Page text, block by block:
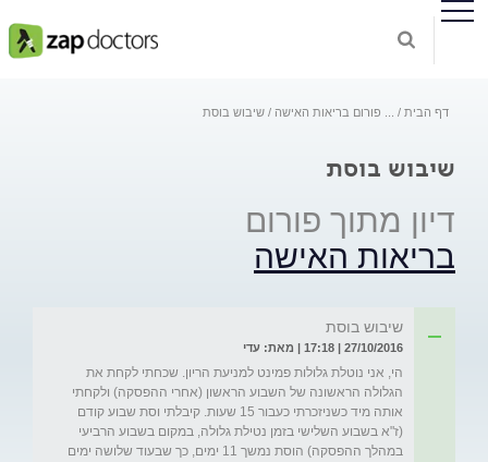
דף הבית פורום בריאות האישה שיבוש בוסת
שיבוש בוסת
דיון מתוך פורום
בריאות האישה
שיבוש בוסת
27/10/2016 | 17:18 | מאת: עדי
הי, אני נוטלת גלולות פמינט למניעת הריון. שכחתי לקחת את
הגלולה הראשונה של השבוע הראשון (אחרי ההפסקה) ולקחתי
אותה מיד כשניזכרתי כעבור 15 שעות. קיבלתי וסת שבוע קודם
(ז"א בשבוע השלישי בזמן נטילת גלולה, במקום בשבוע הרביעי
במהלך ההפסקה) הוסת נמשך 11 ימים, כך שבעוד שלושה ימים